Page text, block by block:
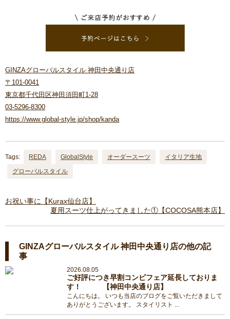
GINZAグローバルスタイル 神田中央通り店
〒101-0041
東京都千代田区神田須田町1-28
03-5296-8300
https://www.global-style.jp/shop/kanda
Tags: REDA GlobalStyle オーダースーツ
イタリア生地
グローバルスタイル
お祝い事に【Kurax仙台店】
夏用スーツ仕上がってきました①【COCOSA熊本店】
GINZAグローバルスタイル 神田中央通り店の他の記
事
2026.08.05
ご好評につき早割コンビフェア延長しておりま
す！ 【神田中央通り店】
こんにちは。 いつも当店のブログをご覧いただきまして
ありがとうございます。 スタイリスト ...